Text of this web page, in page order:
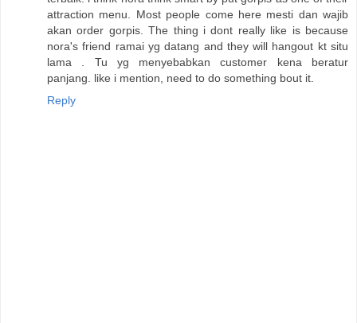
attraction menu. Most people come here mesti dan wajib
akan order gorpis. The thing i dont really like is because
nora's friend ramai yg datang and they will hangout kt situ
lama . Tu yg menyebabkan customer kena beratur
panjang. like i mention, need to do something bout it.
Reply